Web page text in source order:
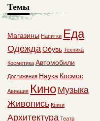
Темы
Магазины Напитки Еда
ОдеждаОбувь Техника
Косметика Автомобили
Достижения Наука Космос
Авиация Кино Музыка
Живопись Книги
Архитектура Театр